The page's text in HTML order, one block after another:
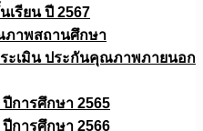
เรียน ปี 2567
ภาพสถานศึกษา
ะเมิน ประกันคุณภาพภายนอก
ปีการศึกษา 2565
ปีการศึกษา 2566